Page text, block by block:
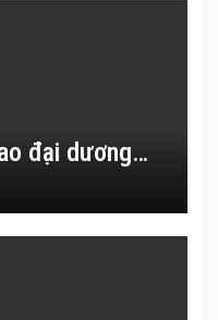
đại dương…